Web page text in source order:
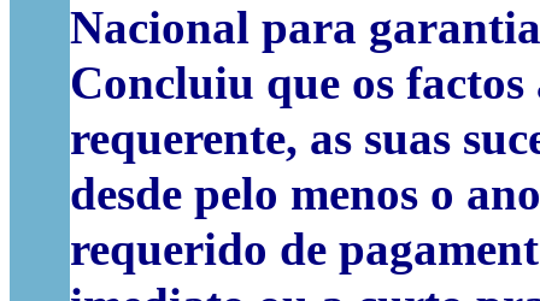
Nacional para
Concluiu que os
requerente, as suas
desde pelo menos o
requerido de